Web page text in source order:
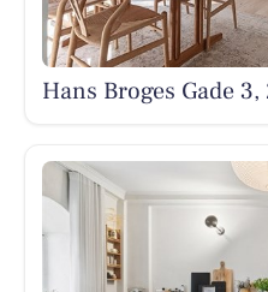
Hans Broges Gade